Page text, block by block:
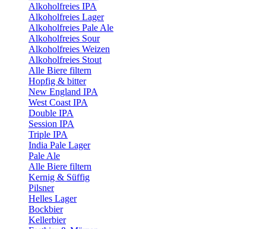
Alkoholfreies IPA
Alkoholfreies Lager
Alkoholfreies Pale Ale
Alkoholfreies Sour
Alkoholfreies Weizen
Alkoholfreies Stout
Alle Biere filtern
Hopfig & bitter
New England IPA
West Coast IPA
Double IPA
Session IPA
Triple IPA
India Pale Lager
Pale Ale
Alle Biere filtern
Kernig & Süffig
Pilsner
Helles Lager
Bockbier
Kellerbier